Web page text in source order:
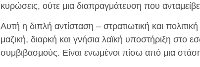
κυρώσεις, ούτε μια διαπραγμάτευση που
Αυτή η διπλή αντίσταση – στρατιωτική και
μαζική, διαρκή και γνήσια λαϊκή υποστήριξη στο
συμβιβασμούς. Είναι ενωμένοι πίσω από μια